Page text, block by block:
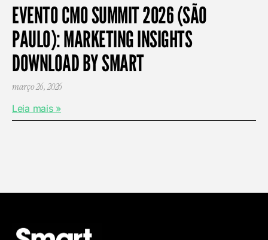
EVENTO CMO SUMMIT 2026 (SÃO
PAULO): MARKETING INSIGHTS
DOWNLOAD BY SMART
março 26, 2026
Leia mais »